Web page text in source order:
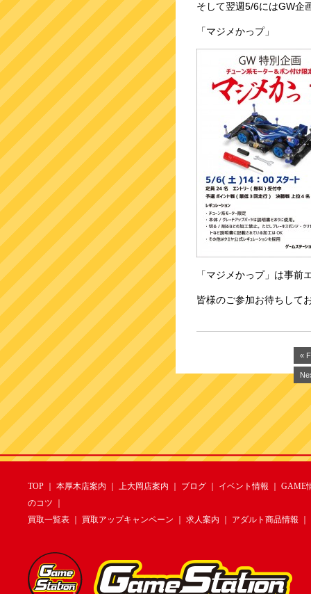
そして翌週5/6にはGW企
「マジメかっプ」
「マジメかっプ」は事前
皆様のご参加お待ちして
«
TOP 本厚木店案内 上大岡店案内 ブログ イベント情報
GAME
のコツ
買取一覧表
買取アップキャンペーン 求人案内 アダルト商品情報